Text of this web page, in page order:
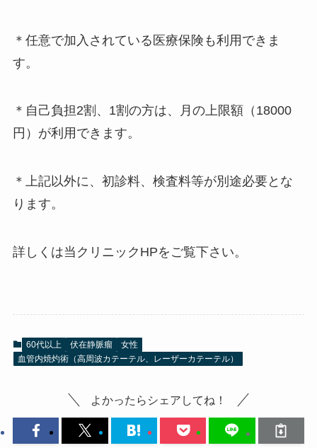
＊任意で加入されている医療保険も利用できま
す。
＊自己負担2割、1割の方は、月の上限額（18000
円）が利用できます。
＊上記以外に、初診料、検査料等が別途必要とな
ります。
詳しくは当クリニックHPをご覧下さい。
60代以上 伏在静脈瘤
女性
血管内焼灼術（高周波カテーテル、レーザーカテーテル）
よかったらシェアしてね！